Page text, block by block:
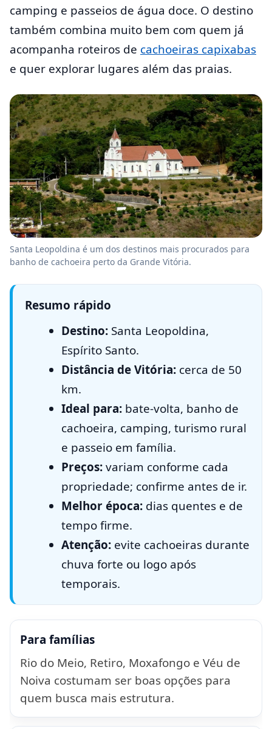
camping e passeios de água doce. O destino
também combina muito bem com quem já
acompanha roteiros de cachoeiras capixabas
e quer explorar lugares além das praias.
Santa Leopoldina é um dos destinos mais procurados para
banho de cachoeira perto da Grande Vitória.
Resumo rápido
Destino: Santa Leopoldina,
Espírito Santo.
Distância de Vitória: cerca de 50
km.
Ideal para: bate-volta, banho de
cachoeira, camping, turismo rural
e passeio em família.
Preços:variam conforme cada
propriedade; confirme antes de ir.
Melhor época: dias quentes e de
tempo firme.
Atenção: evite cachoeiras durante
chuva forte ou logo após
temporais.
Para famílias
Rio do Meio, Retiro, Moxafongo e Véu de
Noiva costumam ser boas opções para
quem busca mais estrutura.